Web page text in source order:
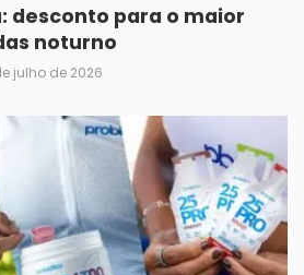
desconto para o maior
noturno
julho de 2026